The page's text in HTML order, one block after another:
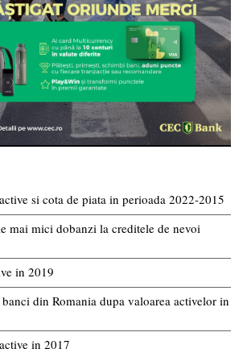
si cota de piata in perioada 2022-2015
mai mici dobanzi la creditele de nevoi
in 2019
din Romania dupa valoarea activelor in
in 2017